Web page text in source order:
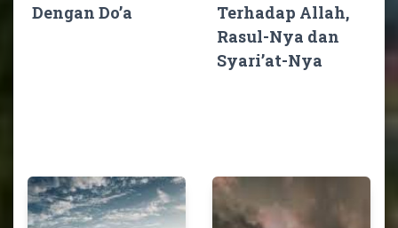
Dengan Do’a
Terhadap Allah,
Rasul-Nya dan
Syari’at-Nya